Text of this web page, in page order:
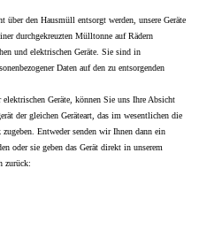
den Hausmüll entsorgt werden, unsere Geräte
durchgekreuzten Mülltonne auf Rädern
und elektrischen Geräte. Sie sind in
Daten auf den zu entsorgenden
Geräte, können Sie uns Ihre Absicht
der gleichen Geräteart, das im wesentlichen die
Entweder senden wir Ihnen dann ein
oder sie geben das Gerät direkt in unserem
zurück: